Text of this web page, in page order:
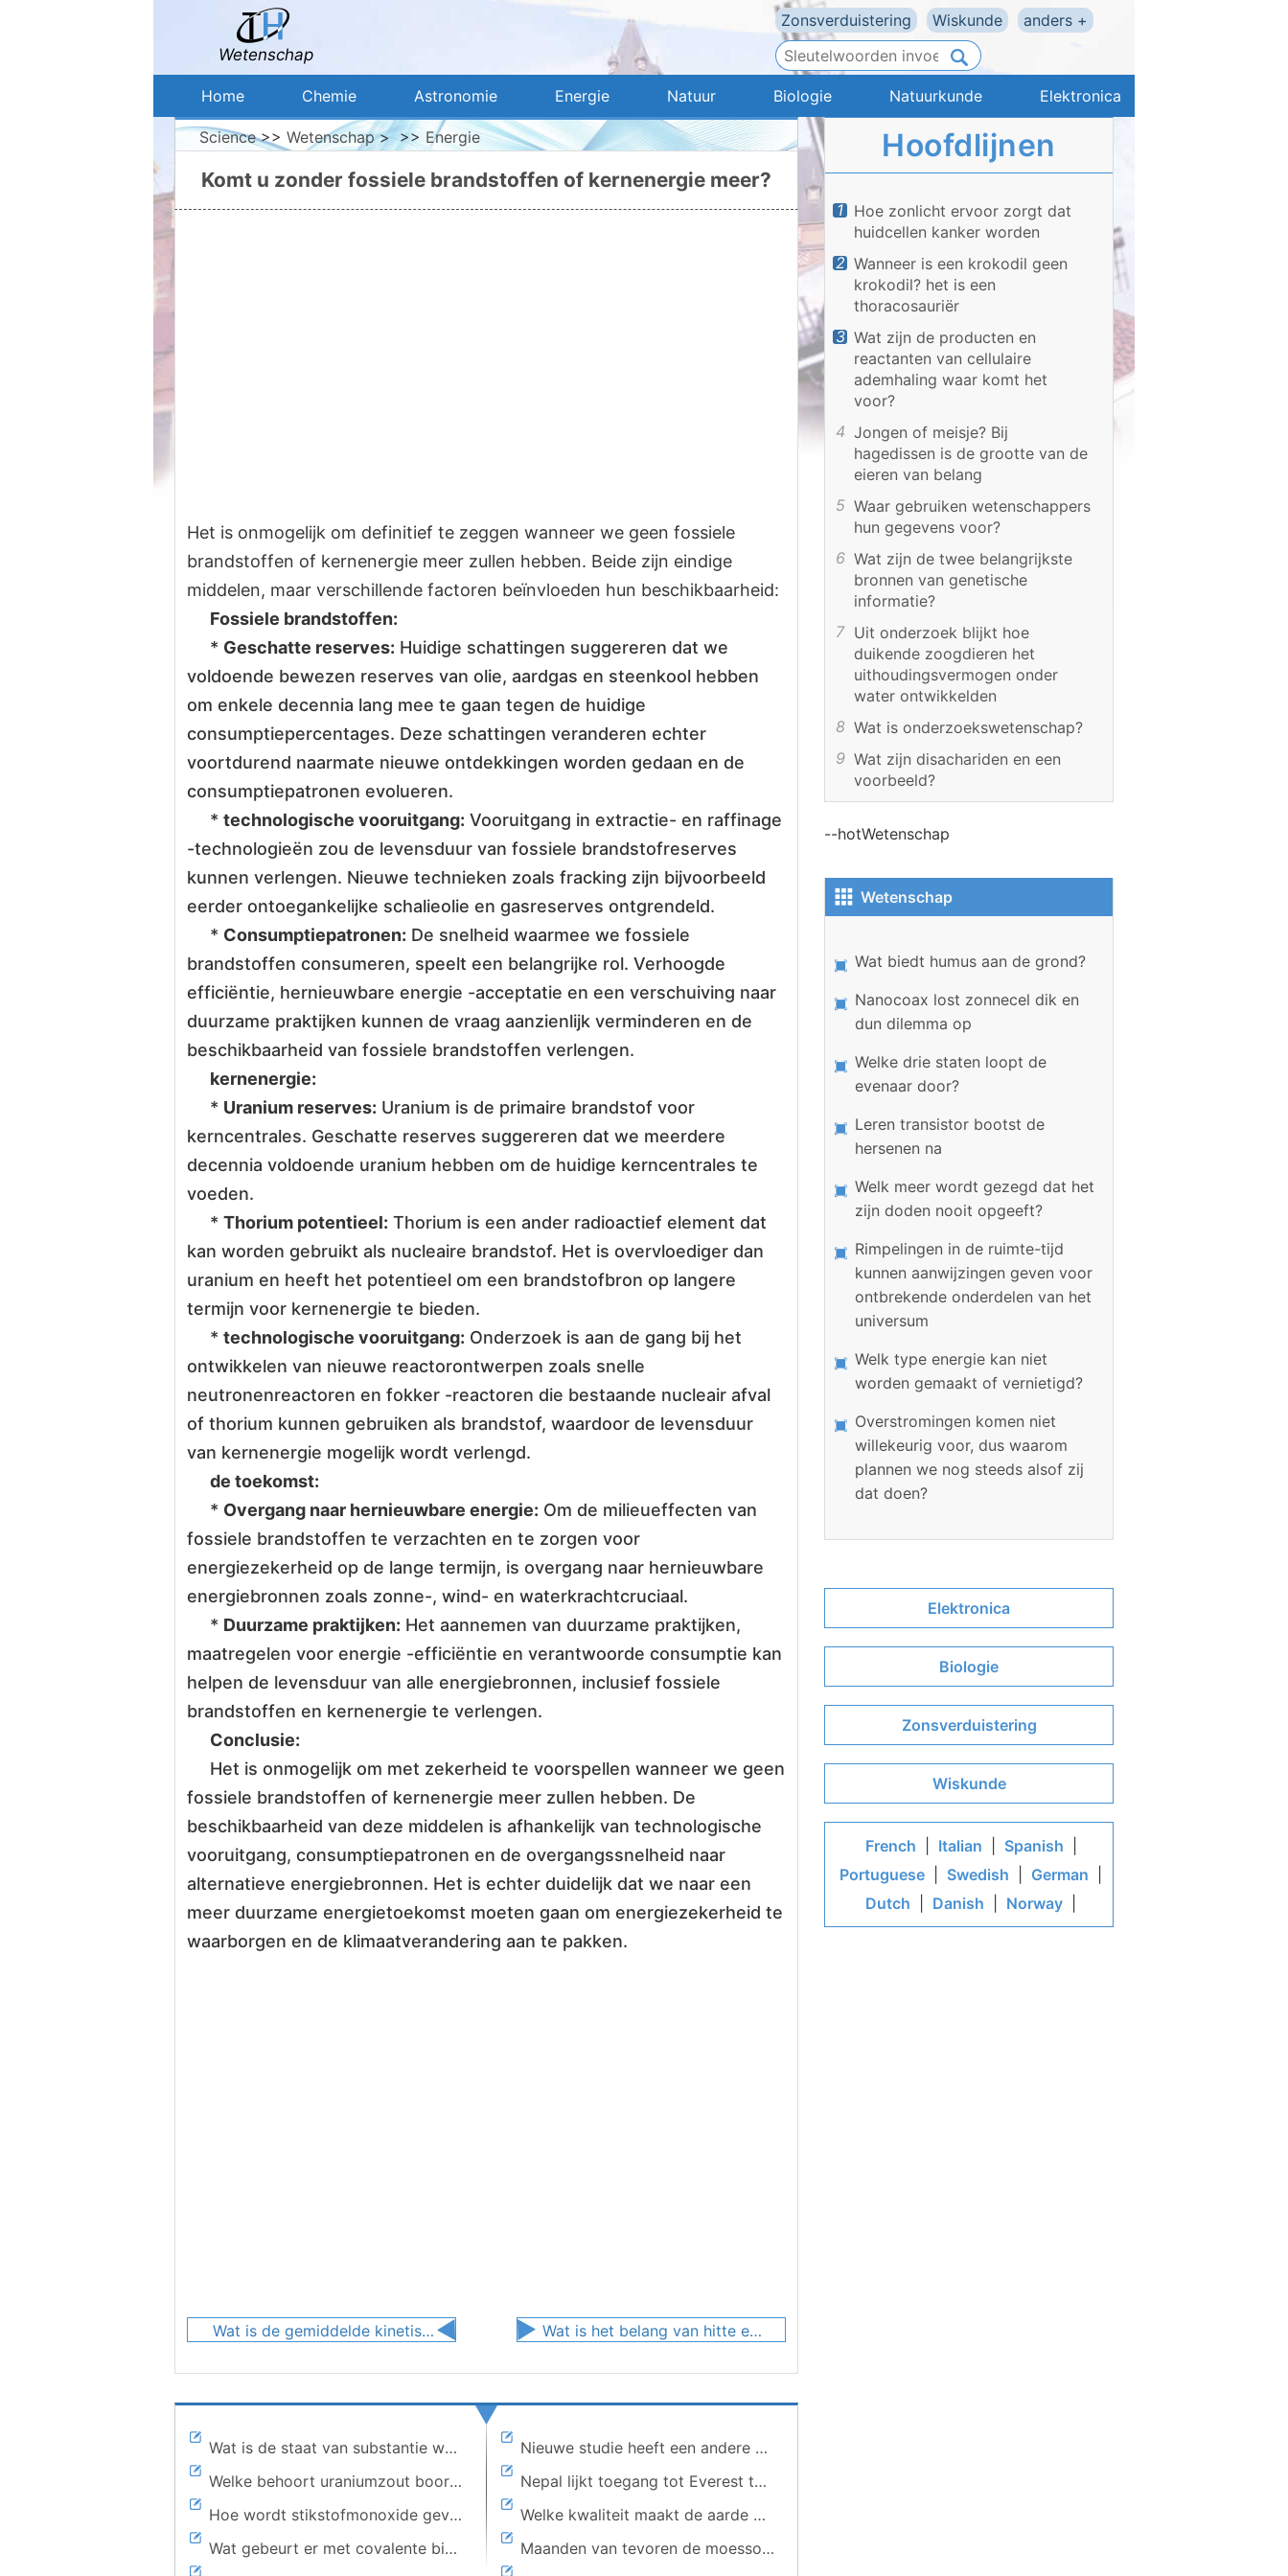
Wetenschap
Zonsverduistering Wiskunde anders +
Home Chemie Astronomie Energie Natuur Biologie Natuurkunde Elektronica
Science>> Wetenschap> >> Energie
Komt u zonder fossiele brandstoffen of kernenergie meer?
Het is onmogelijk om definitief te zeggen wanneer we geen fossiele
brandstoffen of kernenergie meer zullen hebben. Beide zijn eindige
middelen, maar verschillende factoren beïnvloeden hun beschikbaarheid:
Fossiele brandstoffen:
* Geschatte reserves: Huidige schattingen suggereren dat we
voldoende bewezen reserves van olie, aardgas en steenkool hebben
om enkele decennia lang mee te gaan tegen de huidige
consumptiepercentages. Deze schattingen veranderen echter
voortdurend naarmate nieuwe ontdekkingen worden gedaan en de
consumptiepatronen evolueren.
* technologische vooruitgang: Vooruitgang in extractie- en raffinage
-technologieën zou de levensduur van fossiele brandstofreserves
kunnen verlengen. Nieuwe technieken zoals fracking zijn bijvoorbeeld
eerder ontoegankelijke schalieolie en gasreserves ontgrendeld.
* Consumptiepatronen: De snelheid waarmee we fossiele
brandstoffen consumeren, speelt een belangrijke rol. Verhoogde
efficiëntie, hernieuwbare energie -acceptatie en een verschuiving naar
duurzame praktijken kunnen de vraag aanzienlijk verminderen en de
beschikbaarheid van fossiele brandstoffen verlengen.
kernenergie:
* Uranium reserves: Uranium is de primaire brandstof voor
kerncentrales. Geschatte reserves suggereren dat we meerdere
decennia voldoende uranium hebben om de huidige kerncentrales te
voeden.
* Thorium potentieel: Thorium is een ander radioactief element dat
kan worden gebruikt als nucleaire brandstof. Het is overvloediger dan
uranium en heeft het potentieel om een ​​brandstofbron op langere
termijn voor kernenergie te bieden.
* technologische vooruitgang: Onderzoek is aan de gang bij het
ontwikkelen van nieuwe reactorontwerpen zoals snelle
neutronenreactoren en fokker -reactoren die bestaande nucleair afval
of thorium kunnen gebruiken als brandstof, waardoor de levensduur
van kernenergie mogelijk wordt verlengd.
de toekomst:
* Overgang naar hernieuwbare energie: Om de milieueffecten van
fossiele brandstoffen te verzachten en te zorgen voor
energiezekerheid op de lange termijn, is overgang naar hernieuwbare
energiebronnen zoals zonne-, wind- en waterkrachtcruciaal.
* Duurzame praktijken: Het aannemen van duurzame praktijken,
maatregelen voor energie -efficiëntie en verantwoorde consumptie kan
helpen de levensduur van alle energiebronnen, inclusief fossiele
brandstoffen en kernenergie te verlengen.
Conclusie:
Het is onmogelijk om met zekerheid te voorspellen wanneer we geen
fossiele brandstoffen of kernenergie meer zullen hebben. De
beschikbaarheid van deze middelen is afhankelijk van technologische
vooruitgang, consumptiepatronen en de overgangssnelheid naar
alternatieve energiebronnen. Het is echter duidelijk dat we naar een
meer duurzame energietoekomst moeten gaan om energiezekerheid te
waarborgen en de klimaatverandering aan te pakken.
Wat is de gemiddelde kinetische energie van een gas bij 285 kelvin? Wat is het belang van hitte en licht voor mensen?
Wat is de staat van substantie wanneer deze bij 1 atoom en 250 K?
Welke behoort uraniumzout boor of waterstof?
Hoe wordt stikstofmonoxide gevormd?
Wat gebeurt er met covalente bindingen van hun elektron?
Nieuwe studie heeft een andere benadering om menselijke activiteit aan te tonen die aardbevingen in Texas veroorzaakt
Nepal lijkt toegang tot Everest te beperken na sterfgevallen, maar twijfels blijven hangen
Welke kwaliteit maakt de aarde bijzonder geschikt om leven te ondersteunen?
Maanden van tevoren de moessonregen voorspellen met satellieten en simulaties
Hoofdlijnen
Hoe zonlicht ervoor zorgt dat
huidcellen kanker worden
Wanneer is een krokodil geen
krokodil? het is een
thoracosauriër
Wat zijn de producten en
reactanten van cellulaire
ademhaling waar komt het
voor?
Jongen of meisje? Bij
hagedissen is de grootte van de
eieren van belang
Waar gebruiken wetenschappers
hun gegevens voor?
Wat zijn de twee belangrijkste
bronnen van genetische
informatie?
Uit onderzoek blijkt hoe
duikende zoogdieren het
uithoudingsvermogen onder
water ontwikkelden
Wat is onderzoekswetenschap?
Wat zijn disachariden en een
voorbeeld?
--hotWetenschap
Wetenschap
Wat biedt humus aan de grond?
Nanocoax lost zonnecel dik en
dun dilemma op
Welke drie staten loopt de
evenaar door?
Leren transistor bootst de
hersenen na
Welk meer wordt gezegd dat het
zijn doden nooit opgeeft?
Rimpelingen in de ruimte-tijd
kunnen aanwijzingen geven voor
ontbrekende onderdelen van het
universum
Welk type energie kan niet
worden gemaakt of vernietigd?
Overstromingen komen niet
willekeurig voor, dus waarom
plannen we nog steeds alsof zij
dat doen?
Elektronica
Biologie
Zonsverduistering
Wiskunde
French Italian Spanish
Portuguese
Swedish German
Dutch
Danish Norway